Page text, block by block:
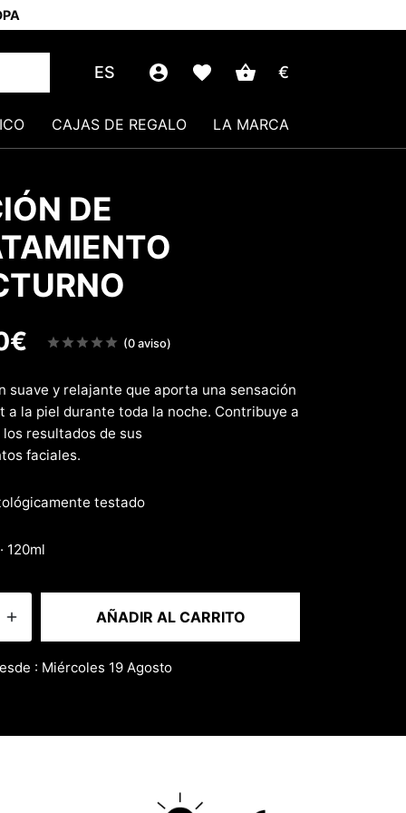
ES €
CAJAS DE REGALO LA MARCA
DE
€
Note
(0 aviso)
suave y relajante que aporta una sensación
a la piel durante toda la noche. Contribuye a
resultados de sus
faciales.
testado
120ml
AÑADIR AL CARRITO
: Miércoles 19 Agosto